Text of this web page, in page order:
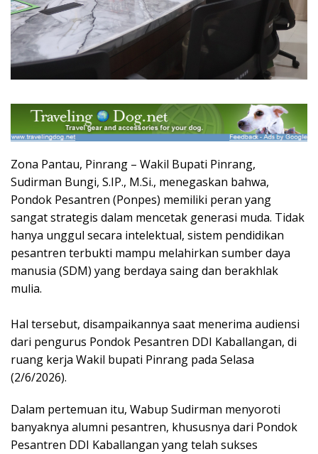
Zona Pantau, Pinrang – Wakil Bupati Pinrang,
Sudirman Bungi, S.IP., M.Si., menegaskan bahwa,
Pondok Pesantren (Ponpes) memiliki peran yang
sangat strategis dalam mencetak generasi muda. Tidak
hanya unggul secara intelektual, sistem pendidikan
pesantren terbukti mampu melahirkan sumber daya
manusia (SDM) yang berdaya saing dan berakhlak
mulia.
Hal tersebut, disampaikannya saat menerima audiensi
dari pengurus Pondok Pesantren DDI Kaballangan, di
ruang kerja Wakil bupati Pinrang pada Selasa
(2/6/2026).
​Dalam pertemuan itu, Wabup Sudirman menyoroti
banyaknya alumni pesantren, khususnya dari Pondok
Pesantren DDI Kaballangan yang telah sukses